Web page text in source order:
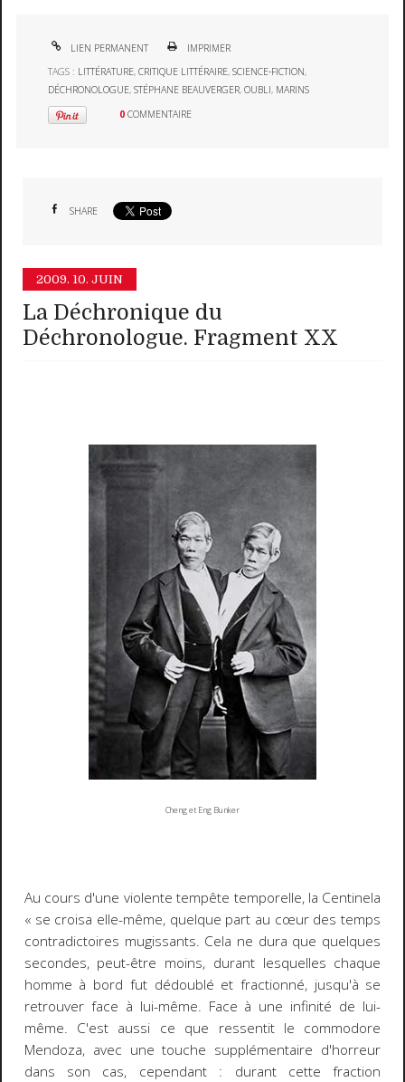
LIEN PERMANENT
IMPRIMER
TAGS : LITTÉRATURE,CRITIQUE LITTÉRAIRE,SCIENCE-FICTION,
DÉCHRONOLOGUE,STÉPHANE BEAUVERGER,OUBLI, MARINS
0 COMMENTAIRE
SHARE
2009. 10. JUIN
La Déchronique du
Déchronologue. Fragment XX
Cheng et Eng Bunker
Au cours d'une violente tempête temporelle, la Centinela
« se croisa elle-même, quelque part au cœur des temps
contradictoires mugissants. Cela ne dura que quelques
secondes, peut-être moins, durant lesquelles chaque
homme à bord fut dédoublé et fractionné, jusqu'à se
retrouver face à lui-même. Face à une infinité de lui-
même. C'est aussi ce que ressentit le commodore
Mendoza, avec une touche supplémentaire d'horreur
dans son cas, cependant : durant cette fraction